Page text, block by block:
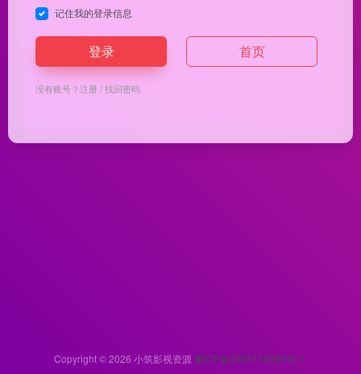
记住我的登录信息
登录 首页
没有账号？注册/找回密码
Copyright © 2026 小筑影视资源 冀ICP备2025118063号-1